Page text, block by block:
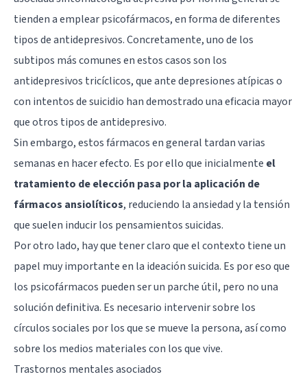
tienden a emplearpsicofármacos, en forma de diferentes
tipos de antidepresivos. Concretamente, uno de los
subtipos más comunes en estos casos son los
antidepresivos tricíclicos, que ante depresiones atípicas o
con intentos de suicidio han demostrado una eficacia mayor
que otros tipos de antidepresivo.
Sin embargo, estos fármacos en general tardan varias
semanas en hacer efecto. Es por ello que inicialmente el
tratamiento de elección pasa por la aplicación de
fármacos ansiolíticos, reduciendo la ansiedad y la tensión
que suelen inducir los pensamientos suicidas.
Por otro lado, hay que tener claro que el contexto tiene un
papel muy importante en la ideación suicida. Es por eso que
los psicofármacos pueden ser un parche útil, pero no una
solución definitiva. Es necesario intervenir sobre los
círculos sociales por los que se mueve la persona, así como
sobre los medios materiales con los que vive.
Trastornos mentales asociados